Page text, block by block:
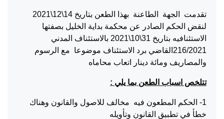
تقدمت الجهة الطاعنة بهذا الطعن بتاريخ 14\12\2021
لنقض الحكم الصادر عن محكمة بداية الخليل بصفتها
الاستئنافيه بتاريخ 31\10\2021 بالاستئناف المدني
216/2021القاضي برد الاستئناف موضوعا مع الرسوم
والمصاريف ومائة دينار اتعاب محاماه
تتلخص اسباب الطعن بما يلي :
1- الحكم المطعون فيه مخالف للاصول والقانون وهناك
خطأ في تطبيق القانون وتأويله